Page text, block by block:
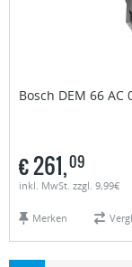
Bosch DEM 66
€261,09
inkl. MwSt. zzgl. 9,99€
Merken